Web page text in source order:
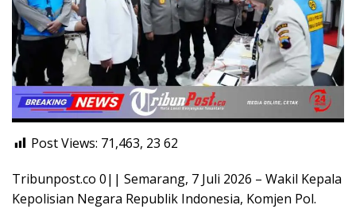
Post Views: 71,463, 23 62
Tribunpost.co 0|| Semarang, 7 Juli 2026 – Wakil Kepala
Kepolisian Negara Republik Indonesia, Komjen Pol.